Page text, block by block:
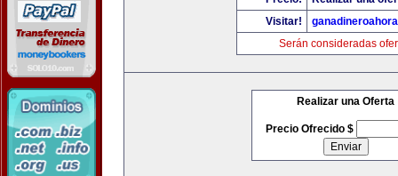
Visitar!
Serán consideradas
Realizar una Oferta
Precio Ofrecido $